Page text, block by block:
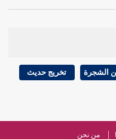
قطن بن نسيرقال :
) بنون[ ص:302 ]
(نسير) غيره .
الشجرة تخريج حديث
من نحن